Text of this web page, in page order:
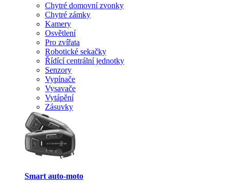
Chytré domovní zvonky
Chytré zámky
Kamery
Osvětlení
Pro zvířata
Robotické sekačky
Řídící centrální jednotky
Senzory
Vypínače
Vysavače
Vytápění
Zásuvky
Smart auto-moto